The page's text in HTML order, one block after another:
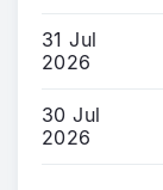
31 Jul
2026
30 Jul
2026